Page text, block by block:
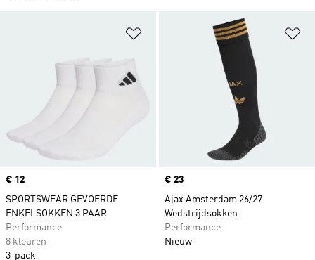
Op verlanglijst zetten
Price
€ 12
SPORTSWEAR GEVOERDE
ENKELSOKKEN 3 PAAR
Performance
8 kleuren
3-pack
Price
€ 23
Ajax Amsterdam 26/27
Wedstrijdsokken
Performance
Nieuw